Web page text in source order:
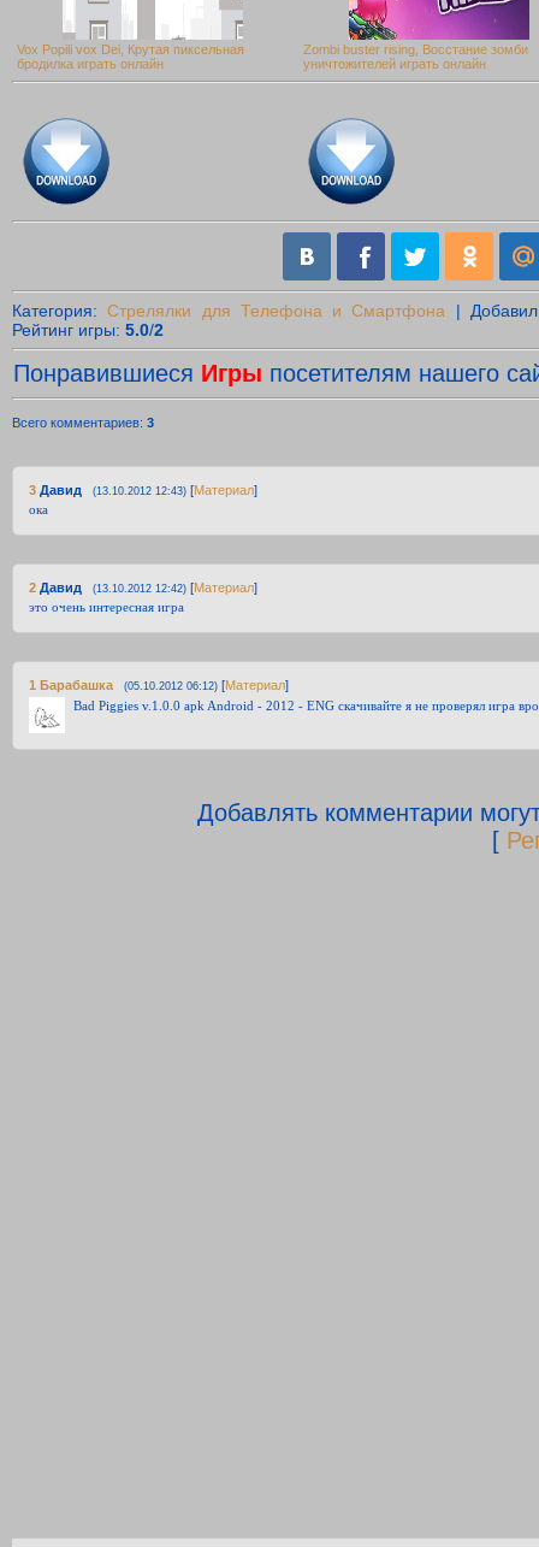
Vox Popili vox Dei, Крутая пиксельная
бродилка играть онлайн
Zombi buster rising, Восстание зомби
уничтожителей играть онлайн
Категория:Стрелялки для Телефона и Смартфона | Добавил
Рейтинг игры: 5.0/2
Понравившиеся Игры посетителям нашего
Всего комментариев: 3
3 Давид (13.10.2012 12:43) [Материал]
ока
2 Давид (13.10.2012 12:42) [Материал]
это очень интересная игра
1 Барабашка (05.10.2012 06:12) [Материал]
Bad Piggies v.1.0.0 apk Android - 2012 - ENG скачивайте я не проверял игра
Добавлять комментарии
[